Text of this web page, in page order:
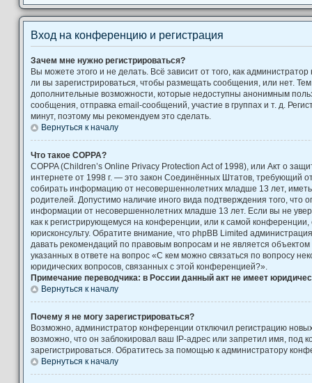
Вход на конференцию и регистрация
Зачем мне нужно регистрироваться?
Вы можете этого и не делать. Всё зависит от того, как
ли вы зарегистрироваться, чтобы размещать сообщения, или нет.
дополнительные возможности, которые недоступны анонимным
сообщения, отправка email-сообщений, участие в группах и т. д.
минут, поэтому мы рекомендуем это сделать.
Вернуться к началу
Что такое COPPA?
COPPA (Children’s Online Privacy Protection Act of 1998), или Акт о
интернете от 1998 г. — это закон Соединённых Штатов, требующий
собирать информацию от несовершеннолетних младше 13 лет, иметь
родителей. Допустимо наличие иного вида подтверждения того, что
информации от несовершеннолетних младше 13 лет. Если вы не
как к регистрирующемуся на конференции, или к самой
юрисконсульту. Обратите внимание, что phpBB Limited
давать рекомендаций по правовым вопросам и не является
указанных в ответе на вопрос «С кем можно связаться по вопросу
юридических вопросов, связанных с этой конференцией?».
Примечание переводчика: в России данный акт не имеет
Вернуться к началу
Почему я не могу зарегистрироваться?
Возможно, администратор конференции отключил регистрацию
возможно, что он заблокировал ваш IP-адрес или запретил имя, под
зарегистрироваться. Обратитесь за помощью к администратору
Вернуться к началу